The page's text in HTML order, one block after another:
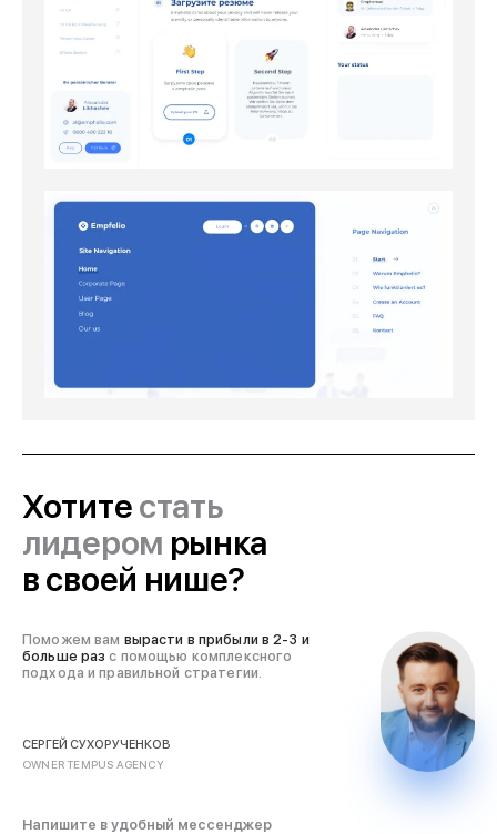
Хотитестать
лидером рынка
в своей нише?
СЕРГЕЙ СУХОРУЧЕНКОВ
OWNER TEMPUS AGENCY
Поможем вам вырасти в прибыли в 2-3 и
больше раз с помощью комплексного
подхода и правильной стратегии.
Напишите в удобный мессенджер